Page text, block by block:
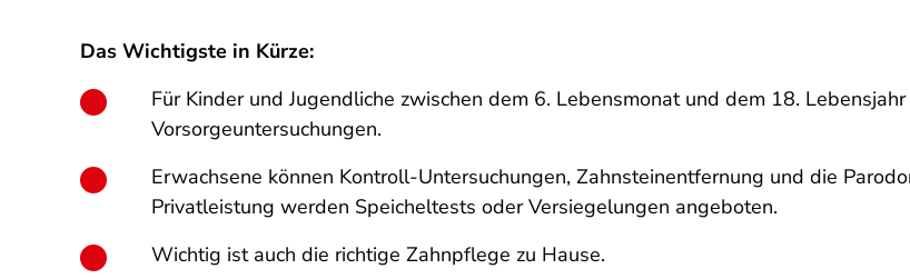
Das Wichtigste in Kürze:
Für Kinder und Jugendliche zwischen dem 6. Lebensmonat und dem 18.
Vorsorgeuntersuchungen.
Erwachsene können Kontroll-Untersuchungen, Zahnsteinentfernung und die
Privatleistung werden Speicheltests oder Versiegelungen angeboten.
Wichtig ist auch die richtige Zahnpflege zu Hause.